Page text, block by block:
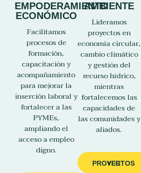
EMPODERAMIENTO
ECONÓMICO
Facilitamos
procesos de
formación,
capacitación y
acompañamiento
para mejorar la
inserción laboral y
fortalecer a las
PYMEs,
ampliando el
acceso a empleo
digno.
AMBIENTE
Lideramos
proyectos en
economía circular,
cambio climático
y gestión del
recurso hídrico,
mientras
fortalecemos las
capacidades de
las comunidades y
aliados.
VER PROYECTOS